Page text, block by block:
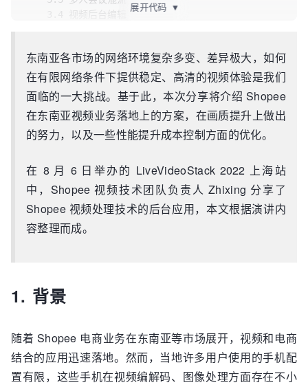
    4.2 Shopee 高清低码优化方案
5. 性能优化
    5.1 编码器端上优化
展开代码 ▼
东南亚各市场的网络环境复杂多变、差异极大，如何
在有限网络条件下提供稳定、高清的视频体验是我们
面临的一大挑战。基于此，本次分享将介绍 Shopee
在东南亚视频业务落地上的方案，在画质提升上做出
的努力，以及一些性能提升成本控制方面的优化。
在 8 月 6 日举办的 LiveVideoStack 2022 上海站
中，Shopee 视频技术团队负责人 Zhixing 分享了
Shopee 视频处理技术的后台应用，本文根据演讲内
容整理而成。
1. 背景
随着 Shopee 电商业务在东南亚等市场展开，视频和电商
结合的应用迅速落地。然而，当地许多用户使用的手机配
置有限，这些手机在视频编解码、图像处理方面存在不小